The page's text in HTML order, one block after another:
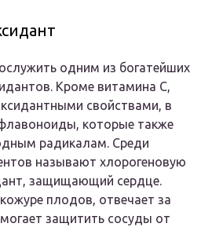
одним из богатейших
Кроме витамина С,
свойствами, в
которые также
радикалам. Среди
называют хлорогеновую
защищающий сердце.
плодов, отвечает за
защитить сосуды от